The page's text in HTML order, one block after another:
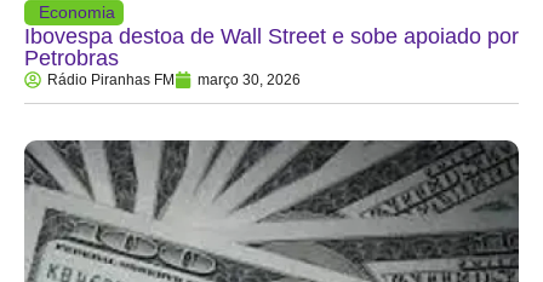
Economia
Ibovespa destoa de Wall Street e sobe apoiado por
Petrobras
Rádio Piranhas FM março 30, 2026